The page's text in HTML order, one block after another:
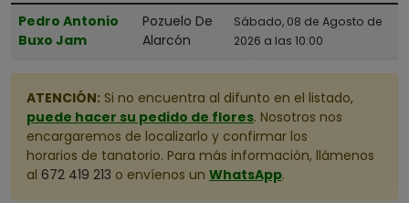
Pedro Antonio
Buxo Jam
Pozuelo De
Alarcón
Sábado, 08 de Agosto de
2026 a las 10:00
ATENCIÓN: Si no encuentra al difunto en el listado,
puede hacer su pedido de flores. Nosotros nos
encargaremos de localizarlo y confirmar los
horarios de tanatorio. Para más información, llámenos
al 672 419 213 o envíenos un WhatsApp.